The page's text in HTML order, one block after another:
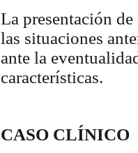
La presentación
las situaciones
ante la
características.
CASO CLÍNICO